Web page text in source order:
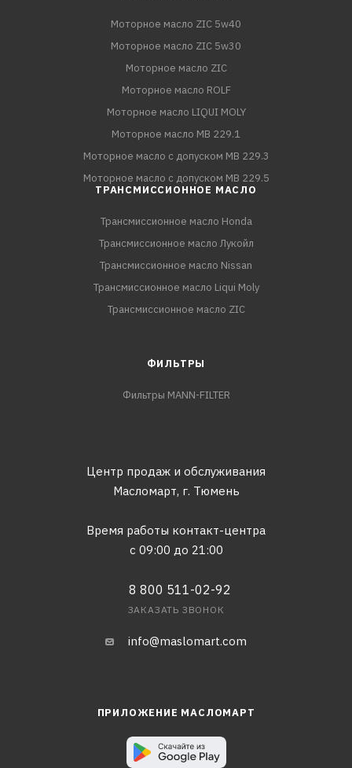
Моторное масло ZIC 5w40
Моторное масло ZIC 5w30
Моторное масло ZIC
Моторное масло ROLF
Моторное масло LIQUI MOLY
Моторное масло MB 229.1
Моторное масло с допуском MB 229.3
Моторное масло с допуском MB 229.5
ТРАНСМИССИОННОЕ МАСЛО
Трансмиссионное масло Honda
Трансмиссионное масло Лукойл
Трансмиссионное масло Nissan
Трансмиссионное масло Liqui Moly
Трансмиссионное масло ZIC
ФИЛЬТРЫ
Фильтры MANN-FILTER
Центр продаж и обслуживания
Масломарт, г. Тюмень
Время работы контакт-центра
с 09:00 до 21:00
8 800 511-02-92
ЗАКАЗАТЬ ЗВОНОК
info@maslomart.com
ПРИЛОЖЕНИЕ МАСЛОМАРТ